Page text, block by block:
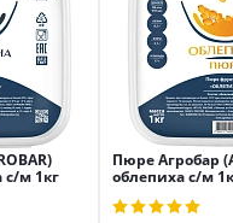
с/м 1кг
Пюре Агробар
облепиха с/м